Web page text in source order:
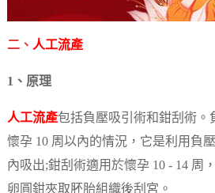
二、 人工流產
1、原理
人工流產包括負壓吸引術和鉗刮術。
懷孕 10 周以內的情況，它是利用負
內吸出;鉗刮術適用於懷孕 10 - 14 周
卵圓鉗夾取胚胎組織後刮宮。